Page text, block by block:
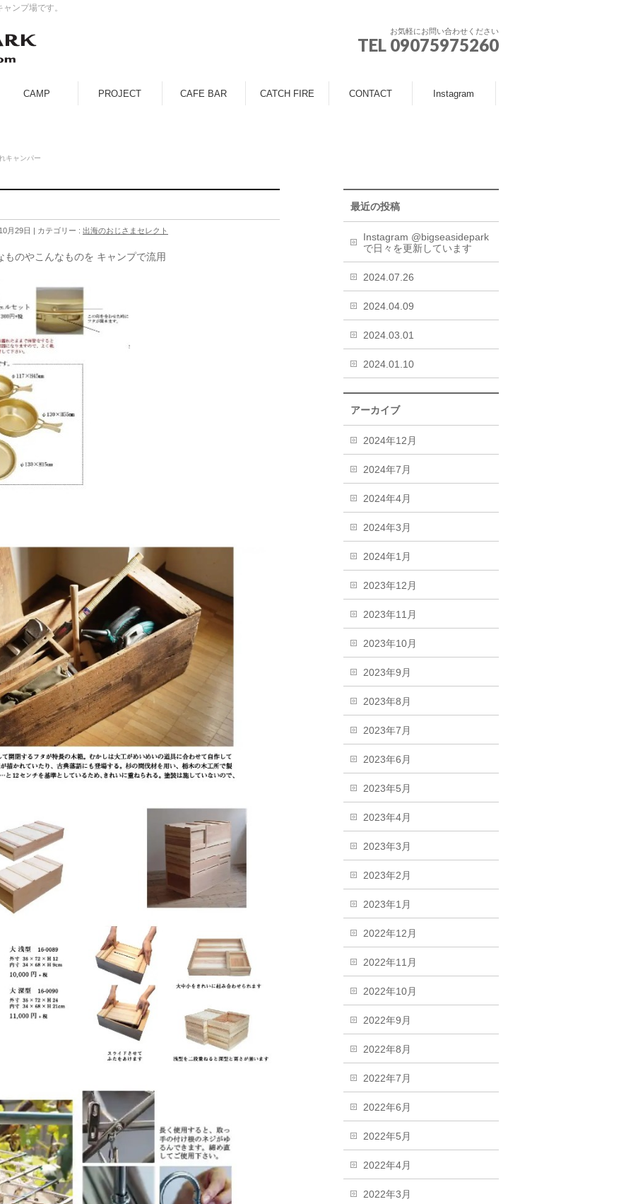
ンプ場です。
お気軽にお問い合わせください
TEL 09075975260
CAMP PROJECT CAFE BAR CATCH FIRE CONTACT Instagram
キャンパー
月29日 カテゴリー : 出海のおじさまセレクト
のやこんなものを キャンプで流用
最近の投稿
Instagram @bigseasidepark
で日々を更新しています
2024.07.26
2024.04.09
2024.03.01
2024.01.10
アーカイブ
2024年12月
2024年7月
2024年4月
2024年3月
2024年1月
2023年12月
2023年11月
2023年10月
2023年9月
2023年8月
2023年7月
2023年6月
2023年5月
2023年4月
2023年3月
2023年2月
2023年1月
2022年12月
2022年11月
2022年10月
2022年9月
2022年8月
2022年7月
2022年6月
2022年5月
2022年4月
2022年3月